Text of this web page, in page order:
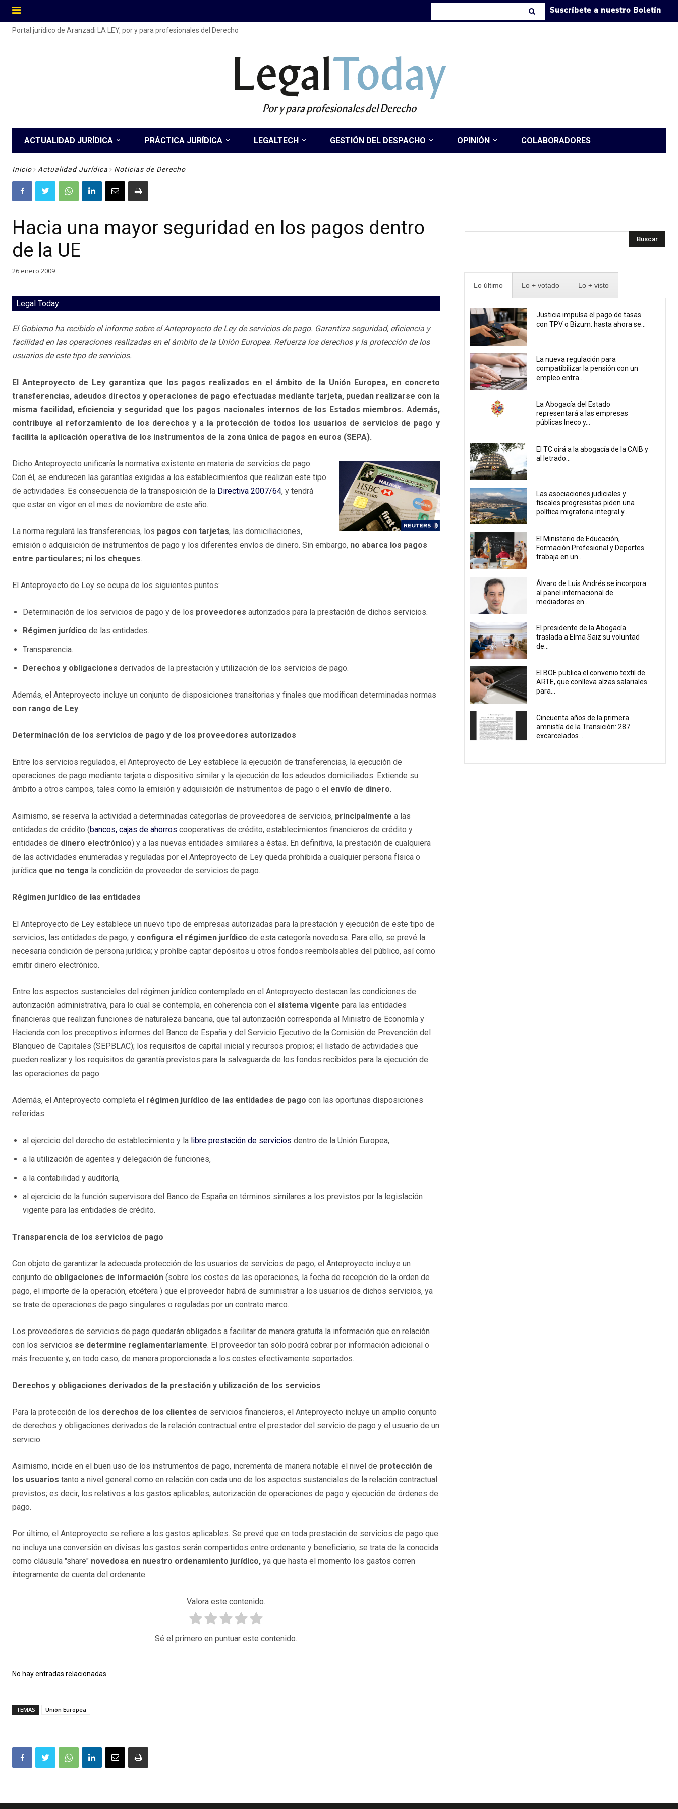
Suscríbete a nuestro Boletín
Portal jurídico de Aranzadi LA LEY, por y para profesionales del Derecho
LegalToday
Por y para profesionales del Derecho
ACTUALIDAD JURÍDICA PRÁCTICA JURÍDICA LEGALTECH GESTIÓN DEL DESPACHO OPINIÓN COLABORADORES
Inicio Actualidad Jurídica Noticias de Derecho
Hacia una mayor seguridad en los pagos dentro
de la UE
26 enero 2009
Legal Today
El Gobierno ha recibido el informe sobre el Anteproyecto de Ley de servicios de pago. Garantiza seguridad, eficiencia y
facilidad en las operaciones realizadas en el ámbito de la Unión Europea. Refuerza los derechos y la protección de los
usuarios de este tipo de servicios.
El Anteproyecto de Ley garantiza que los pagos realizados en el ámbito de la Unión Europea, en concreto
transferencias, adeudos directos y operaciones de pago efectuadas mediante tarjeta, puedan realizarse con la
misma facilidad, eficiencia y seguridad que los pagos nacionales internos de los Estados miembros. Además,
contribuye al reforzamiento de los derechos y a la protección de todos los usuarios de servicios de pago y
facilita la aplicación operativa de los instrumentos de la zona única de pagos en euros (SEPA).
Dicho Anteproyecto unificaría la normativa existente en materia de servicios de pago.
Con él, se endurecen las garantías exigidas a los establecimientos que realizan este tipo
de actividades. Es consecuencia de la transposición de la Directiva 2007/64, y tendrá
que estar en vigor en el mes de noviembre de este año.
La norma regulará las transferencias, los pagos con tarjetas, las domiciliaciones,
emisión o adquisición de instrumentos de pago y los diferentes envíos de dinero. Sin embargo, no abarca los pagos
entre particulares; ni los cheques.
El Anteproyecto de Ley se ocupa de los siguientes puntos:
Determinación de los servicios de pago y de los proveedores autorizados para la prestación de dichos servicios.
Régimen jurídico de las entidades.
Transparencia.
Derechos y obligaciones derivados de la prestación y utilización de los servicios de pago.
Además, el Anteproyecto incluye un conjunto de disposiciones transitorias y finales que modifican determinadas normas
con rango de Ley.
Determinación de los servicios de pago y de los proveedores autorizados
Entre los servicios regulados, el Anteproyecto de Ley establece la ejecución de transferencias, la ejecución de
operaciones de pago mediante tarjeta o dispositivo similar y la ejecución de los adeudos domiciliados. Extiende su
ámbito a otros campos, tales como la emisión y adquisición de instrumentos de pago o el envío de dinero.
Asimismo, se reserva la actividad a determinadas categorías de proveedores de servicios, principalmente a las
entidades de crédito (bancos, cajas de ahorros cooperativas de crédito, establecimientos financieros de crédito y
entidades de dinero electrónico) y a las nuevas entidades similares a éstas. En definitiva, la prestación de cualquiera
de las actividades enumeradas y reguladas por el Anteproyecto de Ley queda prohibida a cualquier persona física o
jurídica que no tenga la condición de proveedor de servicios de pago.
Régimen jurídico de las entidades
El Anteproyecto de Ley establece un nuevo tipo de empresas autorizadas para la prestación y ejecución de este tipo de
servicios, las entidades de pago; y configura el régimen jurídico de esta categoría novedosa. Para ello, se prevé la
necesaria condición de persona jurídica; y prohíbe captar depósitos u otros fondos reembolsables del público, así como
emitir dinero electrónico.
Entre los aspectos sustanciales del régimen jurídico contemplado en el Anteproyecto destacan las condiciones de
autorización administrativa, para lo cual se contempla, en coherencia con el sistema vigente para las entidades
financieras que realizan funciones de naturaleza bancaria, que tal autorización corresponda al Ministro de Economía y
Hacienda con los preceptivos informes del Banco de España y del Servicio Ejecutivo de la Comisión de Prevención del
Blanqueo de Capitales (SEPBLAC); los requisitos de capital inicial y recursos propios; el listado de actividades que
pueden realizar y los requisitos de garantía previstos para la salvaguarda de los fondos recibidos para la ejecución de
las operaciones de pago.
Además, el Anteproyecto completa el régimen jurídico de las entidades de pago con las oportunas disposiciones
referidas:
al ejercicio del derecho de establecimiento y la libre prestación de servicios dentro de la Unión Europea,
a la utilización de agentes y delegación de funciones,
a la contabilidad y auditoría,
al ejercicio de la función supervisora del Banco de España en términos similares a los previstos por la legislación
vigente para las entidades de crédito.
Transparencia de los servicios de pago
Con objeto de garantizar la adecuada protección de los usuarios de servicios de pago, el Anteproyecto incluye un
conjunto de obligaciones de información (sobre los costes de las operaciones, la fecha de recepción de la orden de
pago, el importe de la operación, etcétera ) que el proveedor habrá de suministrar a los usuarios de dichos servicios, ya
se trate de operaciones de pago singulares o reguladas por un contrato marco.
Los proveedores de servicios de pago quedarán obligados a facilitar de manera gratuita la información que en relación
con los servicios se determine reglamentariamente. El proveedor tan sólo podrá cobrar por información adicional o
más frecuente y, en todo caso, de manera proporcionada a los costes efectivamente soportados.
Derechos y obligaciones derivados de la prestación y utilización de los servicios
Para la protección de los derechos de los clientes de servicios financieros, el Anteproyecto incluye un amplio conjunto
de derechos y obligaciones derivados de la relación contractual entre el prestador del servicio de pago y el usuario de un
servicio.
Asimismo, incide en el buen uso de los instrumentos de pago, incrementa de manera notable el nivel de protección de
los usuarios tanto a nivel general como en relación con cada uno de los aspectos sustanciales de la relación contractual
previstos; es decir, los relativos a los gastos aplicables, autorización de operaciones de pago y ejecución de órdenes de
pago.
Por último, el Anteproyecto se refiere a los gastos aplicables. Se prevé que en toda prestación de servicios de pago que
no incluya una conversión en divisas los gastos serán compartidos entre ordenante y beneficiario; se trata de la conocida
como cláusula "share" novedosa en nuestro ordenamiento jurídico, ya que hasta el momento los gastos corren
íntegramente de cuenta del ordenante.
Valora este contenido.
Sé el primero en puntuar este contenido.
No hay entradas relacionadas
TEMAS Unión Europea
Buscar
Lo último Lo + votado Lo + visto
Justicia impulsa el pago de tasas
con TPV o Bizum: hasta ahora se...
La nueva regulación para
compatibilizar la pensión con un
empleo entra...
La Abogacía del Estado
representará a las empresas
públicas Ineco y...
El TC oirá a la abogacía de la CAIB y
al letrado...
Las asociaciones judiciales y
fiscales progresistas piden una
política migratoria integral y...
El Ministerio de Educación,
Formación Profesional y Deportes
trabaja en un...
Álvaro de Luis Andrés se incorpora
al panel internacional de
mediadores en...
El presidente de la Abogacía
traslada a Elma Saiz su voluntad
de...
El BOE publica el convenio textil de
ARTE, que conlleva alzas salariales
para...
Cincuenta años de la primera
amnistía de la Transición: 287
excarcelados...